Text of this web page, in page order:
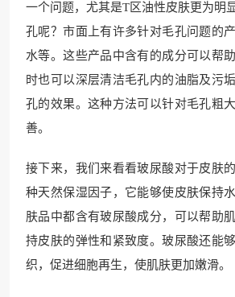
一个问题，尤其是T区油性皮肤更为明
孔呢？市面上有许多针对毛孔问题的
水等。这些产品中含有的成分可以帮
时也可以深层清洁毛孔内的油脂及污
孔的效果。这种方法可以针对毛孔粗
善。
接下来，我们来看看玻尿酸对于皮肤
种天然保湿因子，它能够使皮肤保持
肤品中都含有玻尿酸成分，可以帮助
持皮肤的弹性和紧致度。玻尿酸还能
织，促进细胞再生，使肌肤更加嫩滑。